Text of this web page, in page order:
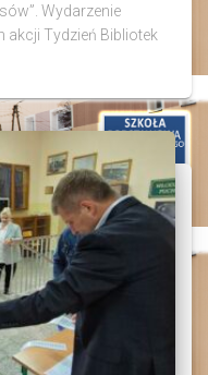
Wydarzenie
Tydzień Bibliotek